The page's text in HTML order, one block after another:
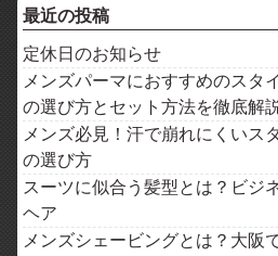
最近の投稿
定休日のお知らせ
メンズパーマにおすすめのスタ
の選び方とセット方法を徹底解
メンズ必見！汗で崩れにくいス
の選び方
スーツに似合う髪型とは？ビジ
ヘア
メンズシェービングとは？大阪